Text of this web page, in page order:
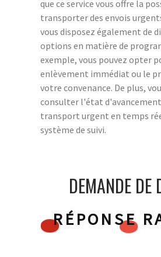
que ce service vous offre la
transporter des envois
vous disposez également de
options en matière de
exemple, vous pouvez opter
enlèvement immédiat ou le
votre convenance. De plus,
consulter l'état
transport urgent en temps
système de suivi.
DEMANDE DE
RÉPONSE